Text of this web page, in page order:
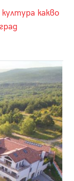
култура какво